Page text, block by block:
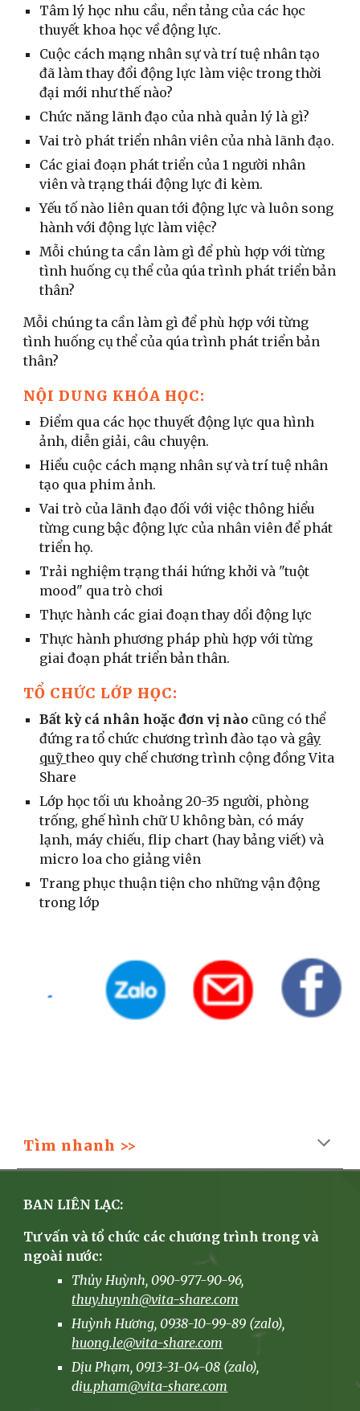
Tâm lý học nhu cầu, nền tảng của các học
thuyết khoa học về động lực.
Cuộc cách mạng nhân sự và trí tuệ nhân tạo
đã làm thay đổi động lực làm việc trong thời
đại mới như thế nào?
Chức năng lãnh đạo của nhà quản lý là gì?
Vai trò phát triển nhân viên của nhà lãnh đạo.
Các giai đoạn phát triển của 1 người nhân
viên và trạng thái động lực đi kèm.
Yếu tố nào liên quan tới động lực và luôn song
hành với động lực làm việc?
Mỗi chúng ta cần làm gì để phù hợp với từng
tình huống cụ thể của qúa trình phát triển bản
thân?
Mỗi chúng ta cần làm gì để phù hợp với từng
tình huống cụ thể của qúa trình phát triển bản
thân?
NỘI DUNG KHÓA HỌC:
Điểm qua các học thuyết động lực qua hình
ảnh, diễn giải, câu chuyện.
Hiểu cuộc cách mạng nhân sự và trí tuệ nhân
tạo qua phim ảnh.
Vai trò của lãnh đạo đối với việc thông hiểu
từng cung bậc động lực của nhân viên để phát
triển họ.
Trải nghiệm trạng thái hứng khởi và "tuột
mood" qua trò chơi
Thực hành các giai đoạn thay dổi động lực
Thực hành phương pháp phù hợp với từng
giai đoạn phát triển bản thân.
TỔ CHỨC LỚP HỌC:
Bất kỳ cá nhân hoặc đơn vị nào cũng có thể
đứng ra tổ chức chương trình đào tạo và gây
quỹtheo quy chế chương trình cộng đồng Vita
Share
Lớp học tối ưu khoảng 20-35 người, phòng
trống, ghế hình chữ U không bàn, có máy
lạnh, máy chiếu, flip chart (hay bảng viết) và
micro loa cho giảng viên
Trang phục thuận tiện cho những vận động
trong lớp
Tìm nhanh >>
BAN LIÊN LẠC:
Tư vấn và tổ chức các chương trình trong và
ngoài nước:
Thủy Huỳnh, 090-977-90-96,
thuy.huynh@vita-share.com
Huỳnh Hương, 0938-10-99-89 (zalo),
huong.le@vita-share.com
Dịu Phạm, 0913-31-04-08 (zalo),
diu.pham@vita-share.com